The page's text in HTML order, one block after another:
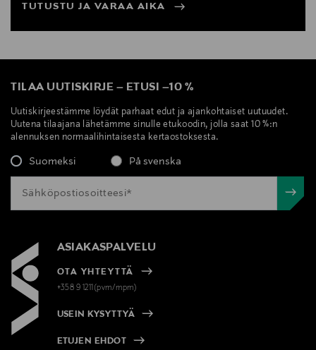
TUTUSTU JA VARAA AIKA
TILAA UUTISKIRJE – ETUSI –10 %
Uutiskirjeestämme löydät parhaat edut ja ajankohtaiset uutuudet.
Uutena tilaajana lähetämme sinulle etukoodin, jolla saat 10 %:n
alennuksen normaalihintaisesta kertaostoksesta.
Suomeksi På svenska
ASIAKASPALVELU
OTA YHTEYTTÄ
+358 9 1211(pvm/mpm)
USEIN KYSYTTYÄ
ETUJEN EHDOT